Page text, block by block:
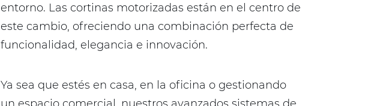
entorno. Las cortinas motorizadas están en el centro de
este cambio, ofreciendo una combinación perfecta de
funcionalidad, elegancia e innovación.
Ya sea que estés en casa, en la oficina o gestionando